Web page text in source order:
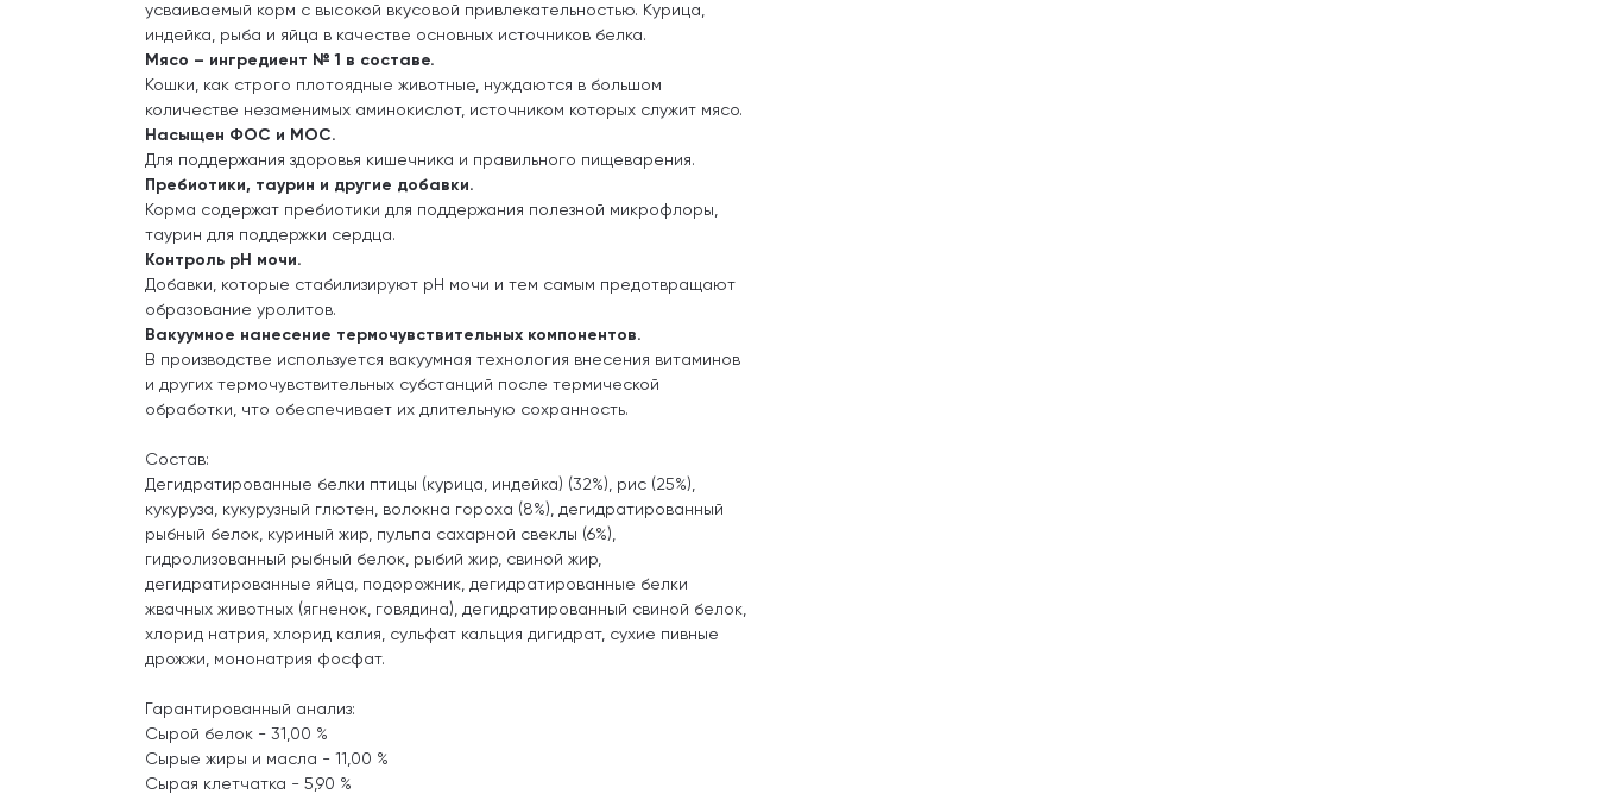
усваиваемый корм с высокой вкусовой привлекательностью. Курица,
индейка, рыба и яйца в качестве основных источников белка.
Мясо – ингредиент № 1 в составе.
Кошки, как строго плотоядные животные, нуждаются в большом
количестве незаменимых аминокислот, источником которых служит мясо.
Насыщен ФОС и МОС.
Для поддержания здоровья кишечника и правильного пищеварения.
Пребиотики, таурин и другие добавки.
Корма содержат пребиотики для поддержания полезной микрофлоры,
таурин для поддержки сердца.
Контроль pH мочи.
Добавки, которые стабилизируют pH мочи и тем самым предотвращают
образование уролитов.
Вакуумное нанесение термочувствительных компонентов.
В производстве используется вакуумная технология внесения витаминов
и других термочувствительных субстанций после термической
обработки, что обеспечивает их длительную сохранность.
Состав:
Дегидратированные белки птицы (курица, индейка) (32%), рис (25%),
кукуруза, кукурузный глютен, волокна гороха (8%), дегидратированный
рыбный белок, куриный жир, пульпа сахарной свеклы (6%),
гидролизованный рыбный белок, рыбий жир, свиной жир,
дегидратированные яйца, подорожник, дегидратированные белки
жвачных животных (ягненок, говядина), дегидратированный свиной белок,
хлорид натрия, хлорид калия, сульфат кальция дигидрат, сухие пивные
дрожжи, мононатрия фосфат.
Гарантированный анализ:
Сырой белок - 31,00 %
Сырые жиры и масла - 11,00 %
Сырая клетчатка - 5,90 %